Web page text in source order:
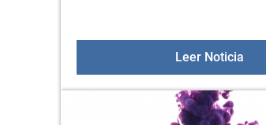
Leer Noticia